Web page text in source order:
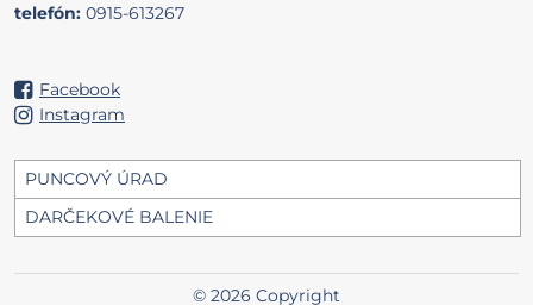
telefón: 0915-613267
Facebook
Instagram
PUNCOVÝ ÚRAD
DARČEKOVÉ BALENIE
© 2026 Copyright